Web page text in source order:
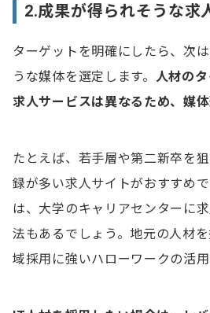
受動喫煙防止措置
求人広告の書き方に関するよくあ
Q.求人広告には何を書けば良い
Q.応募につながる求人広告の書
2.成果が得られそうな求
ターゲットを明確にしたら、次
うな媒体を選定します。 人材の
求人サービスは異なるため、媒体
たとえば、若手層や第二新卒を
録が多い求人サイトがおすすめ
は、大学のキャリアセンターに
法もあるでしょう。地元の人材
域採用に強いハローワークの活用